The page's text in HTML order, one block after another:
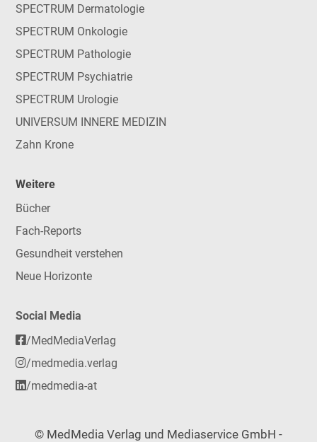
SPECTRUM Dermatologie
SPECTRUM Onkologie
SPECTRUM Pathologie
SPECTRUM Psychiatrie
SPECTRUM Urologie
UNIVERSUM INNERE MEDIZIN
Zahn Krone
Weitere
Bücher
Fach-Reports
Gesundheit verstehen
Neue Horizonte
Social Media
/MedMediaVerlag
/medmedia.verlag
/medmedia-at
© MedMedia Verlag und Mediaservice GmbH -